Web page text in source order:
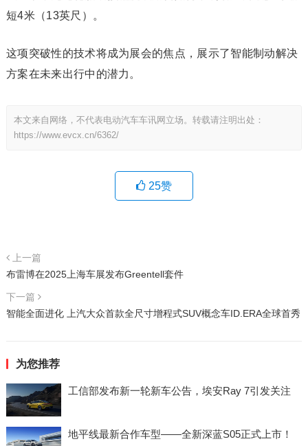
短4米（13英尺）。
这项突破性的技术将成为展会的焦点，展示了智能制动解决
方案在未来出行中的潜力。
本文来自网络，不代表电动汽车车讯网立场。转载请注明出处：
https://www.evcx.cn/6362/
25赞
上一篇
布雷博在2025上海车展发布Greentell套件
下一篇
智能全面进化 上汽大众首款全尺寸增程式SUV概念车ID.ERA全球首秀
为您推荐
工信部发布新一轮新车公告，埃安Ray 7引发关注
地平线最新合作车型——全新深蓝S05正式上市！